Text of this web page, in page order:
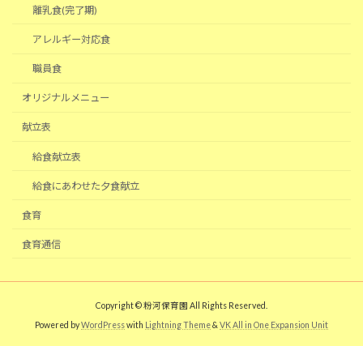
離乳食(完了期)
アレルギー対応食
職員食
オリジナルメニュー
献立表
給食献立表
給食にあわせた夕食献立
食育
食育通信
Copyright © 粉河保育園 All Rights Reserved.
Powered byWordPresswith Lightning Theme&VK All in One Expansion Unit